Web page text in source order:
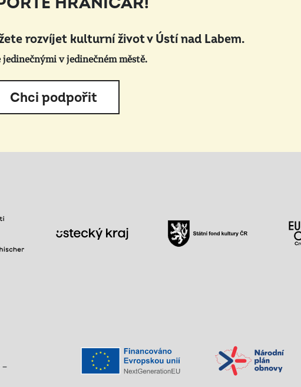
rozvíjet kulturní život v Ústí nad Labem.
jedinečnými v jedinečném městě.
Chci podpořit